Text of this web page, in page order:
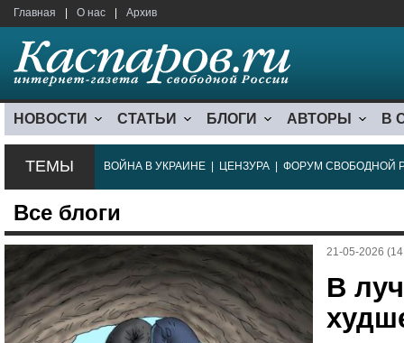
Главная О нас Архив
НОВОСТИ СТАТЬИ БЛОГИ АВТОРЫ В
ТЕМЫ ВОЙНА В УКРАИНЕ ЦЕНЗУРА ФОРУМ СВОБОДНОЙ
Все блоги
21-05-2026
В